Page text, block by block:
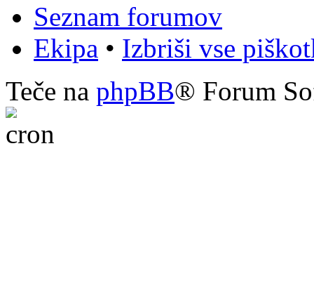
Seznam forumov
Ekipa • Izbriši vse
Teče na phpBB® Forum